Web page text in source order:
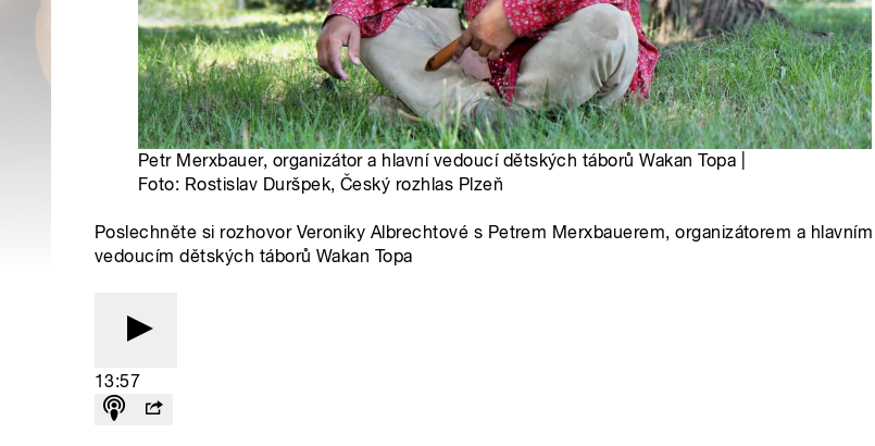
Petr Merxbauer, organizátor a hlavní vedoucí dětských táborů Wakan Topa |
Foto: Rostislav Duršpek, Český rozhlas Plzeň
Poslechněte si rozhovor Veroniky Albrechtové s Petrem Merxbauerem, organizátorem a hlavním
vedoucím dětských táborů Wakan Topa
13:57